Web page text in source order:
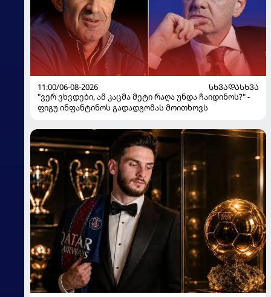
11:00/06-08-2026
ᲡᲮᲕᲐᲓᲐᲡᲮᲕᲐ
"ვერ ვხვდები, ამ კაცმა მეტი რაღა უნდა ჩაიდინოს?" -
ფიგუ ინფანტინოს გადადგომას მოითხოვს